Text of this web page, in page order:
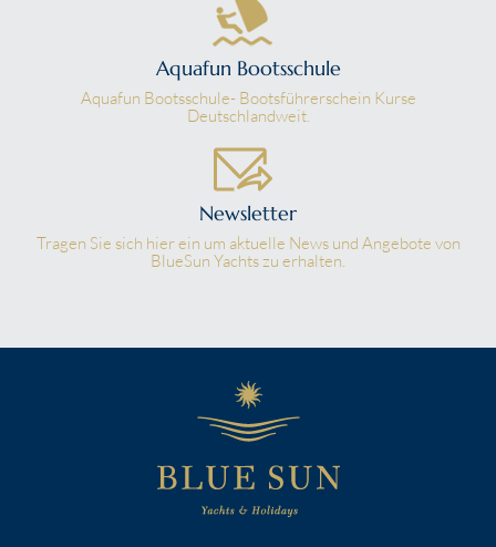
Aquafun Bootsschule
Aquafun Bootsschule- Bootsführerschein Kurse
Deutschlandweit.
Newsletter
Tragen Sie sich hier ein um aktuelle News und Angebote von
BlueSun Yachts zu erhalten.